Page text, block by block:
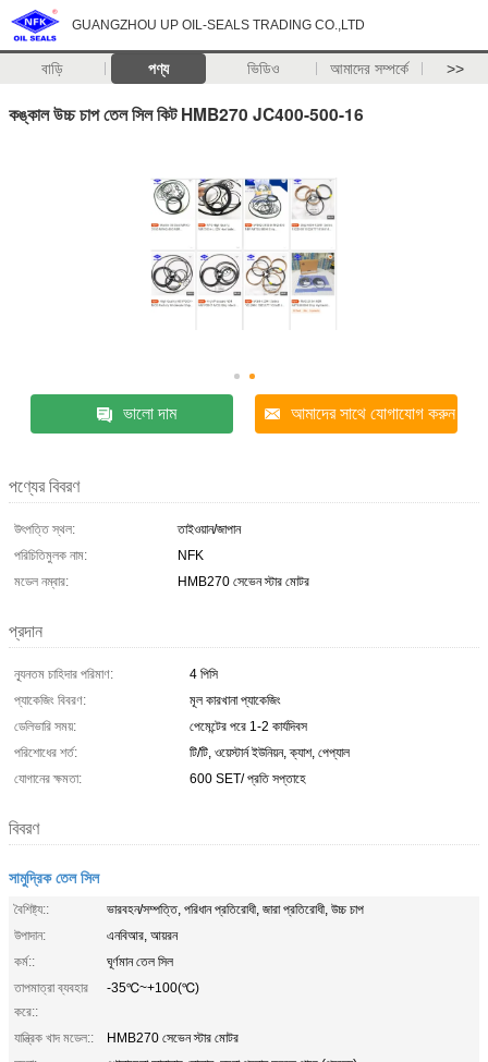
GUANGZHOU UP OIL-SEALS TRADING CO.,LTD
বাড়ি পণ্য ভিডিও আমাদের সম্পর্কে >>
কঙ্কাল উচ্চ চাপ তেল সিল কিট HMB270 JC400-500-16
ভালো দাম আমাদের সাথে যোগাযোগ করুন
পণ্যের বিবরণ
উৎপত্তি স্থল:
তাইওয়ান/জাপান
পরিচিতিমুলক নাম:
NFK
মডেল নম্বার:
HMB270 সেভেন স্টার মোটর
প্রদান
ন্যূনতম চাহিদার পরিমাণ:
4 পিসি
প্যাকেজিং বিবরণ:
মূল কারখানা প্যাকেজিং
ডেলিভারি সময়:
পেমেন্টের পরে 1-2 কার্যদিবস
পরিশোধের শর্ত:
টি/টি, ওয়েস্টার্ন ইউনিয়ন, ক্যাশ, পেপ্যাল
যোগানের ক্ষমতা:
600 SET/ প্রতি সপ্তাহে
বিবরণ
সামুদ্রিক তেল সিল
বৈশিষ্ট্য::
ভারবহন/সম্পত্তি, পরিধান প্রতিরোধী, জারা প্রতিরোধী, উচ্চ চাপ
উপাদান:
এনবিআর, আয়রন
কর্ম::
ঘূর্ণমান তেল সিল
তাপমাত্রা ব্যবহার
করে::
-35℃~+100(℃)
যান্ত্রিক খাদ মডেল::
HMB270 সেভেন স্টার মোটর